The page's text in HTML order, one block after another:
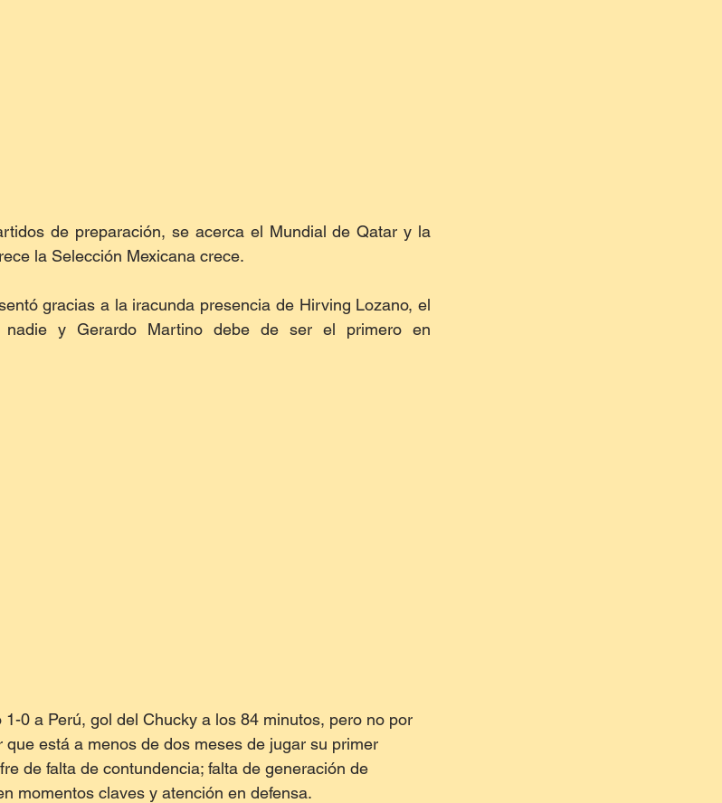
de preparación, se acerca el Mundial de Qatar y la
la Selección Mexicana crece.
gracias a la iracunda presencia de Hirving Lozano, el
y Gerardo Martino debe de ser el primero en
0 a Perú, gol del Chucky a los 84 minutos, pero no por
que está a menos de dos meses de jugar su primer
de falta de contundencia; falta de generación de
momentos claves y atención en defensa.